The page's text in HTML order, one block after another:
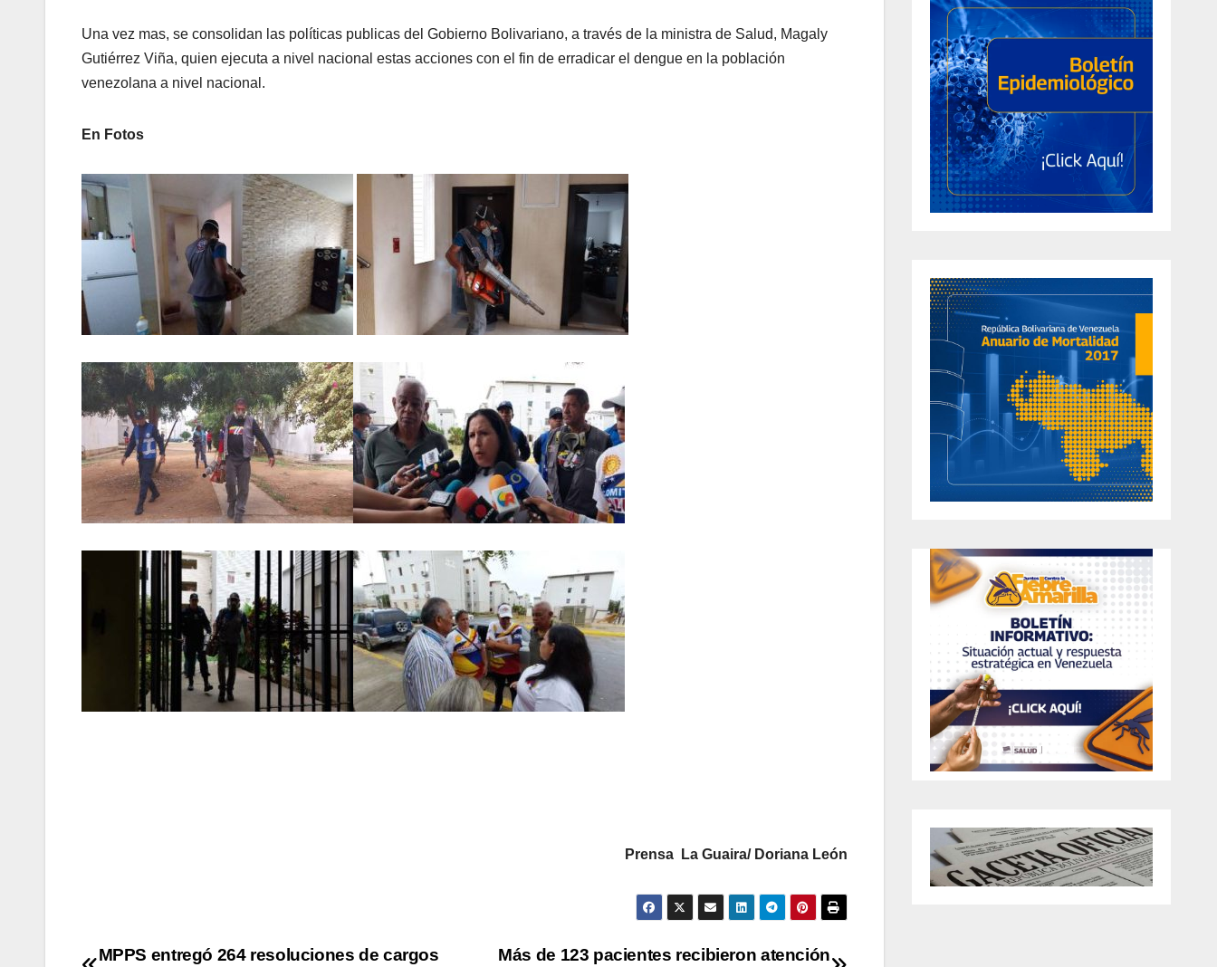
Una vez mas, se consolidan las políticas publicas del Gobierno Bolivariano, a través de la ministra de Salud, Magaly
Gutiérrez Viña, quien ejecuta a nivel nacional estas acciones con el fin de erradicar el dengue en la población
venezolana a nivel nacional.
En Fotos
Prensa La Guaira/ Doriana León
Más de 123 pacientes recibieron atención
MPPS entregó 264 resoluciones de cargos